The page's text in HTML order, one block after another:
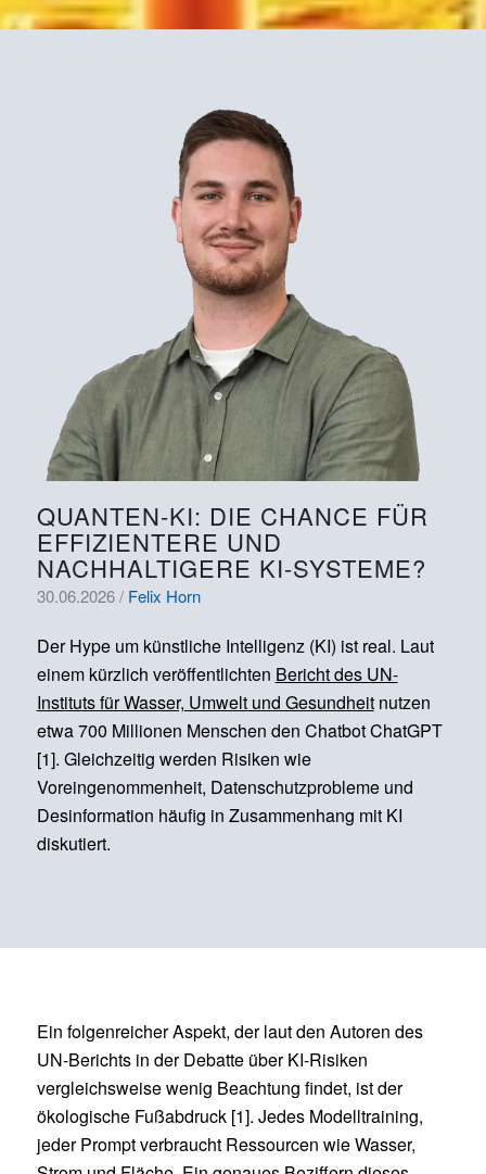
QUANTEN-KI: DIE CHANCE FÜR
EFFIZIENTERE UND
NACHHALTIGERE KI-SYSTEME?
30.06.2026 / Felix Horn
Der Hype um künstliche Intelligenz (KI) ist real. Laut
einem kürzlich veröffentlichten Bericht des UN-
Instituts für Wasser, Umwelt und Gesundheitnutzen
etwa 700 Millionen Menschen den Chatbot ChatGPT
[1]. Gleichzeitig werden Risiken wie
Voreingenommenheit, Datenschutzprobleme und
Desinformation häufig in Zusammenhang mit KI
diskutiert.
Ein folgenreicher Aspekt, der laut den Autoren des
UN-Berichts in der Debatte über KI-Risiken
vergleichsweise wenig Beachtung findet, ist der
ökologische Fußabdruck [1]. Jedes Modelltraining,
jeder Prompt verbraucht Ressourcen wie Wasser,